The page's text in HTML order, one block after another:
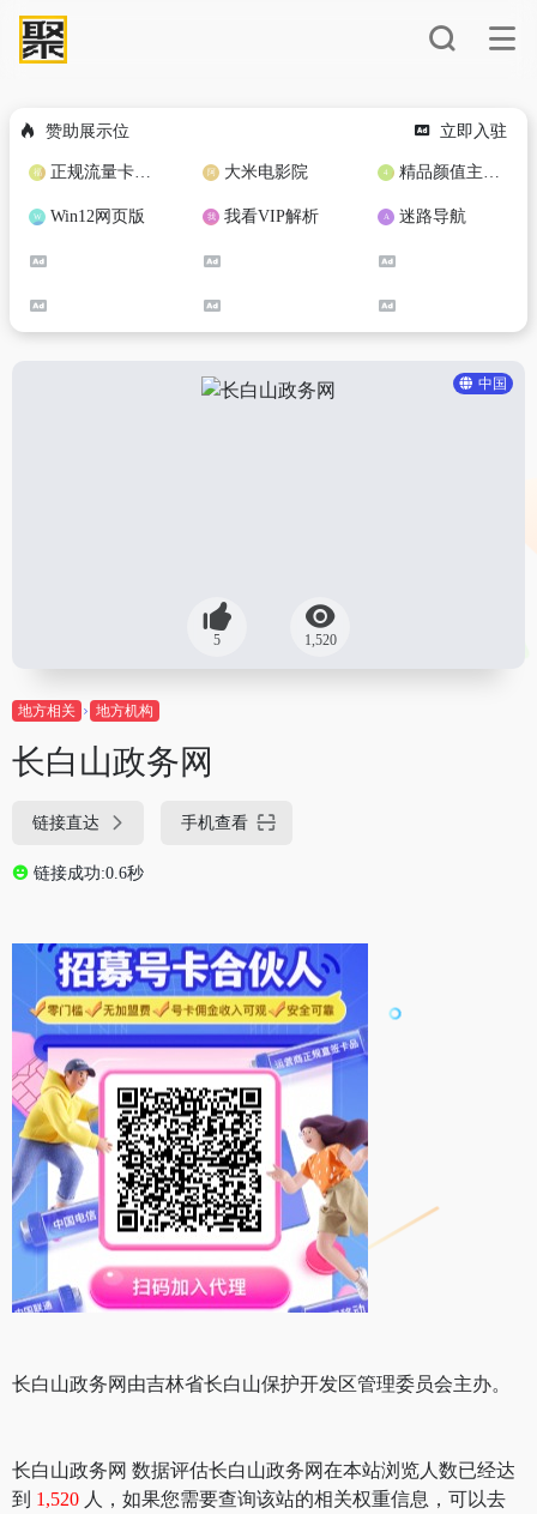
赞助展示位 立即入驻
正规流量卡免费加盟合作 大米电影院 精品颜值主播定制
Win12网页版 我看VIP解析 迷路导航
中国
5 1,520
地方相关 地方机构
长白山政务网
链接直达 手机查看
链接成功:0.6秒
长白山政务网由吉林省长白山保护开发区管理委员会主办。
长白山政务网 数据评估长白山政务网在本站浏览人数已经达
到 1,520 人，如果您需要查询该站的相关权重信息，可以去